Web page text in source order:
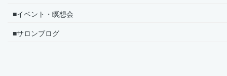
■イベント・瞑想会
■サロンブログ